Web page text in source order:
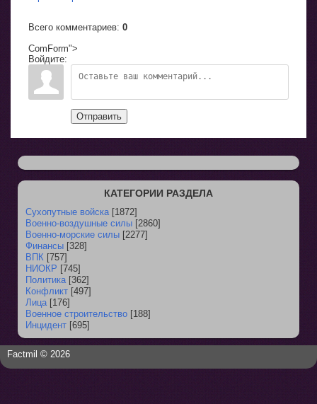
Всего комментариев: 0
ComForm">
Войдите:
Отправить
КАТЕГОРИИ РАЗДЕЛА
Сухопутные войска [1872]
Военно-воздушные силы [2860]
Военно-морские силы [2277]
Финансы [328]
ВПК [757]
НИОКР [745]
Политика [362]
Конфликт [497]
Лица [176]
Военное строительство [188]
Инцидент [695]
Factmil © 2026